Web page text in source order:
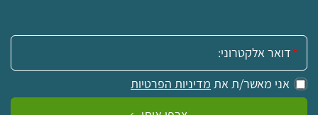
אימייל:
אני מאשר/ת את מדיניות הפרטיות